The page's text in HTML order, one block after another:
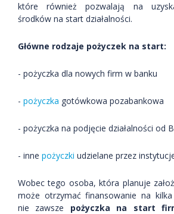
które również pozwalają na
środków na start działalności.
Główne rodzaje pożyczek na start:
- pożyczka dla nowych firm w banku
- pożyczka gotówkowa pozabankowa
- pożyczka na podjęcie działalności od
- inne pożyczki udzielane przez
Wobec tego osoba, która planuje
może otrzymać finansowanie na kilka
nie zawsze pożyczka na start